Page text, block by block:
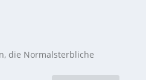
die Normalsterbliche